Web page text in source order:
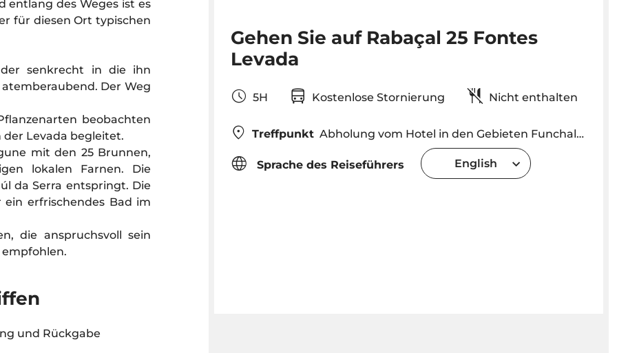
entlang des Weges ist es
für diesen Ort typischen
senkrecht in die ihn
Der Weg
beobachten
der Levada begleitet.
mit den 25 Brunnen,
lokalen Farnen. Die
da Serra entspringt. Die
erfrischendes Bad im
die anspruchsvoll sein
und Rückgabe
Gehen Sie auf Rabaçal 25 Fontes
Levada
5H Kostenlose Stornierung Nicht enthalten
Treffpunkt Abholung vom Hotel in den Gebieten Funchal und Caniço. Die Abholzeit wird je nach Standort vereinbart
Sprache des Reiseführers English